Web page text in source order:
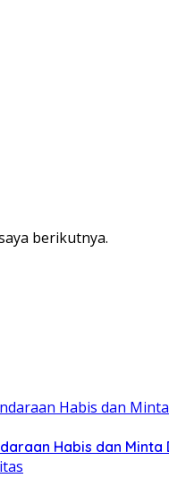
berikutnya.
Habis dan Minta